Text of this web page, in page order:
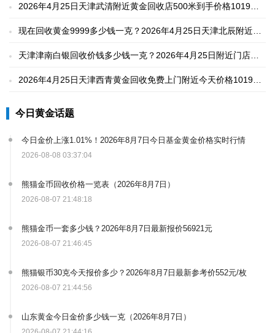
2026年4月25日天津武清附近黄金回收店500米到手价格1019元/
现在回收黄金9999多少钱一克？2026年4月25日天津北辰附近回
天津津南白银回收价钱多少钱一克？2026年4月25日附近门店市
2026年4月25日天津西青黄金回收免费上门附近今天价格1019元/
今日黄金话题
今日金价上涨1.01%！2026年8月7日今日基金黄金价格实时行情
2026-08-08 03:37:04
熊猫金币回收价格一览表（2026年8月7日）
2026-08-07 21:48:18
熊猫金币一套多少钱？2026年8月7日最新报价56921元
2026-08-07 21:46:45
熊猫银币30克今天报价多少？2026年8月7日最新参考价552元/枚
2026-08-07 21:44:56
山东黄金今日金价多少钱一克（2026年8月7日）